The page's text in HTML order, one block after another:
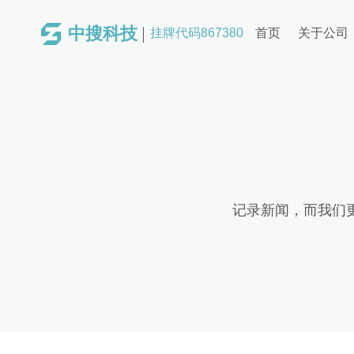
中搜科技 挂牌代码867380 首页 关于公司
记录新闻，而我们